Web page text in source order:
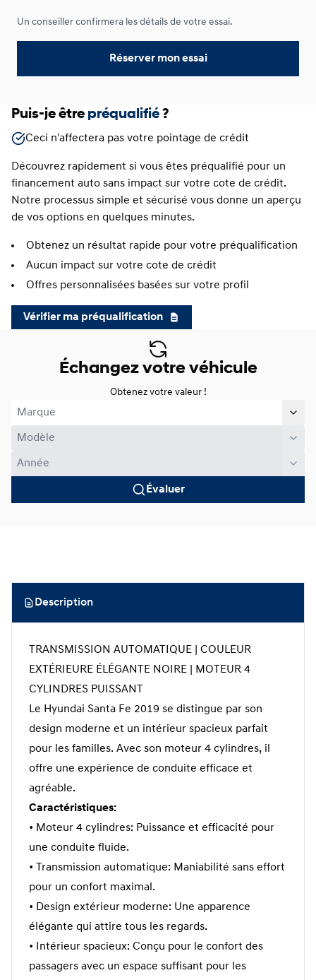
Un conseiller confirmera les détails de votre essai.
Réserver mon essai
Puis-je être préqualifié ?
Ceci n'affectera pas votre pointage de crédit
Découvrez rapidement si vous êtes préqualifié pour un
financement auto sans impact sur votre cote de crédit.
Notre processus simple et sécurisé vous donne un aperçu
de vos options en quelques minutes.
Obtenez un résultat rapide pour votre préqualification
Aucun impact sur votre cote de crédit
Offres personnalisées basées sur votre profil
Vérifier ma préqualification
Échangez votre véhicule
Obtenez votre valeur !
Évaluer
Description
TRANSMISSION AUTOMATIQUE | COULEUR
EXTÉRIEURE ÉLÉGANTE NOIRE | MOTEUR 4
CYLINDRES PUISSANT
Le Hyundai Santa Fe 2019 se distingue par son
design moderne et un intérieur spacieux parfait
pour les familles. Avec son moteur 4 cylindres, il
offre une expérience de conduite efficace et
agréable.
Caractéristiques:
• Moteur 4 cylindres: Puissance et efficacité pour
une conduite fluide.
• Transmission automatique: Maniabilité sans effort
pour un confort maximal.
• Design extérieur moderne: Une apparence
élégante qui attire tous les regards.
• Intérieur spacieux: Conçu pour le confort des
passagers avec un espace suffisant pour les